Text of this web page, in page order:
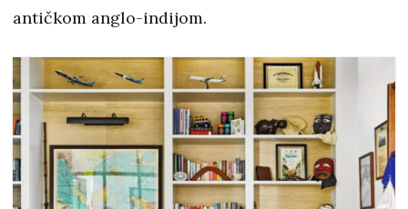
antičkom anglo-indijom.